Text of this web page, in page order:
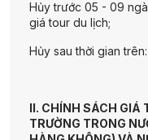
Hủy trước 05 - 09
giá tour du lịch;
Hủy sau thời gian
II. CHÍNH SÁCH GIÁ
TRƯỜNG TRONG